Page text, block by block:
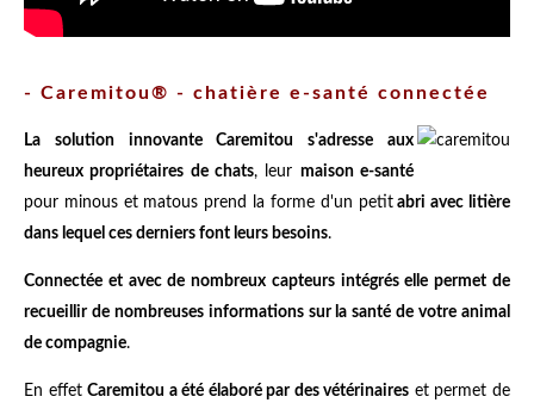
- Caremitou® - chatière e-santé connectée
La solution innovante Caremitou s'adresse aux
heureux propriétaires de chats, leur maison e-santé
pour minous et matous prend la forme d'un petitabri avec litière
dans lequel ces derniers font leurs besoins.
Connectée et avec de nombreux capteurs intégrés elle permet de
recueillir de nombreuses informations sur la santé de votre animal
de compagnie.
En effetCaremitou a été élaboré par des vétérinaires et permet de